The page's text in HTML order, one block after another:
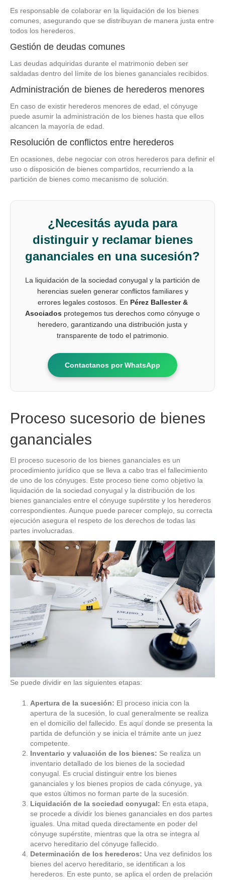
Es responsable de colaborar en la liquidación de los bienes
comunes, asegurando que se distribuyan de manera justa entre
todos los herederos.
Gestión de deudas comunes
Las deudas adquiridas durante el matrimonio deben ser
saldadas dentro del límite de los bienes gananciales recibidos.
Administración de bienes de herederos menores
En caso de existir herederos menores de edad, el cónyuge
puede asumir la administración de los bienes hasta que ellos
alcancen la mayoría de edad.
Resolución de conflictos entre herederos
En ocasiones, debe negociar con otros herederos para definir el
uso o disposición de bienes compartidos, recurriendo a la
partición de bienes como mecanismo de solución.
¿Necesitás ayuda para
distinguir y reclamar bienes
gananciales en una sucesión?
La liquidación de la sociedad conyugal y la partición de
herencias suelen generar conflictos familiares y
errores legales costosos. En Pérez Ballester &
Asociados protegemos tus derechos como cónyuge o
heredero, garantizando una distribución justa y
transparente de todo el patrimonio.
Contactanos por WhatsApp
Proceso sucesorio de bienes
gananciales
El proceso sucesorio de los bienes gananciales es un
procedimiento jurídico que se lleva a cabo tras el fallecimiento
de uno de los cónyuges. Este proceso tiene como objetivo la
liquidación de la sociedad conyugal y la distribución de los
bienes gananciales entre el cónyuge supérstite y los herederos
correspondientes. Aunque puede parecer complejo, su correcta
ejecución asegura el respeto de los derechos de todas las
partes involucradas.
Se puede dividir en las siguientes etapas:
Apertura de la sucesión: El proceso inicia con la
apertura de la sucesión, lo cual generalmente se realiza
en el domicilio del fallecido. Es aquí donde se presenta la
partida de defunción y se inicia el trámite ante un juez
competente.
Inventario y valuación de los bienes: Se realiza un
inventario detallado de los bienes de la sociedad
conyugal. Es crucial distinguir entre los bienes
gananciales y los bienes propios de cada cónyuge, ya
que estos últimos no forman parte de la sucesión.
Liquidación de la sociedad conyugal: En esta etapa,
se procede a dividir los bienes gananciales en dos partes
iguales. Una mitad queda directamente en poder del
cónyuge supérstite, mientras que la otra se integra al
acervo hereditario del cónyuge fallecido.
Determinación de los herederos: Una vez definidos los
bienes del acervo hereditario, se identifican a los
herederos. En este punto, se aplica el orden de prelación